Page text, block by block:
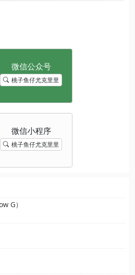
桃子鱼仔尤克里里
桃子鱼仔尤克里里
G）